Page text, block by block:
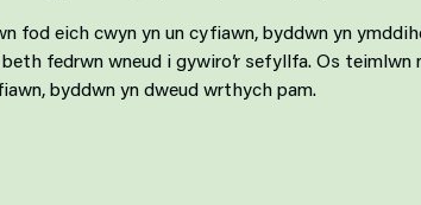
fod eich cwyn yn un cyfiawn, byddwn yn
fedrwn wneud i gywiro’r sefyllfa. Os teimlwn
byddwn yn dweud wrthych pam.